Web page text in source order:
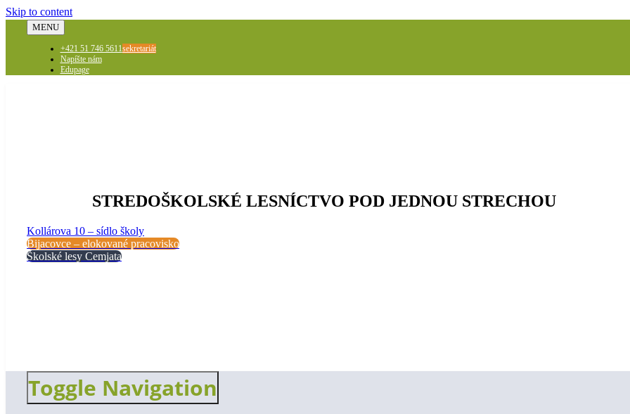
Skip to content
MENU
+421 51 746 5611sekretariát
Napíšte nám
Edupage
STREDOŠKOLSKÉ LESNÍCTVO POD JEDNOU STRECHOU
Kollárova 10 – sídlo školy
Bijacovce – elokované pracovisko
Školské lesy Cemjata
Toggle Navigation